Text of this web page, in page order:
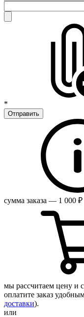
*
Отправить
сумма заказа — 1 000 ₽
мы рассчитаем цену и
оплатите заказ
доставки).
или